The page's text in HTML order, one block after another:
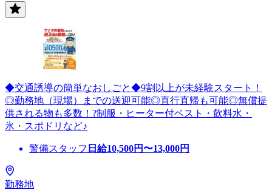
◆交通誘導の簡単なおしごと◆9割以上が未経験スタート！
◎勤務地（現場）までの送迎可能◎直行直帰も可能◎無償提
供される物も多数！?制服・ヒーター付ベスト・飲料水・
氷・スポドリなど♪
警備スタッフ 日給10,500円〜13,000円
勤務地